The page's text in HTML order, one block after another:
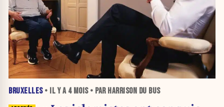
BRUXELLES• IL Y A 4 MOIS• PAR HARRISON DU BUS